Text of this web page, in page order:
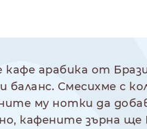
кафе арабика от
баланс. Смесихме с
му нотки да
кафените зърна